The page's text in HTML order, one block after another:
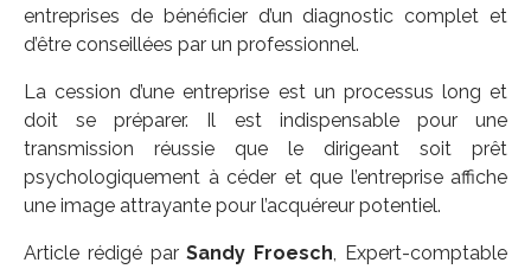
entreprises de bénéficier d’un diagnostic complet et
d’être conseillées par un professionnel.
La cession d’une entreprise est un processus long et
doit se préparer. Il est indispensable pour une
transmission réussie que le dirigeant soit prêt
psychologiquement à céder et que l’entreprise affiche
une image attrayante pour l’acquéreur potentiel.
Article rédigé parSandy Froesch, Expert-comptable